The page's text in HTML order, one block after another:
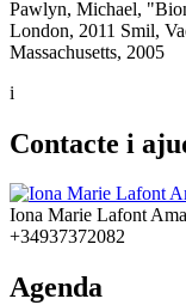
Pawlyn, Michael,
London, 2011 Smil,
Massachusetts, 2005
i
Contacte i
Iona Marie Lafont
+34937372082
Agenda